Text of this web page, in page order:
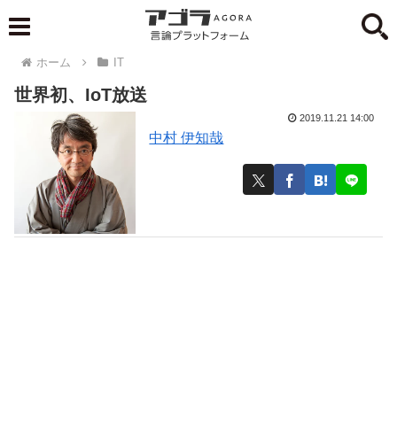
ホーム IT
世界初、IoT放送
中村 伊知哉
2019.11.21 14:00